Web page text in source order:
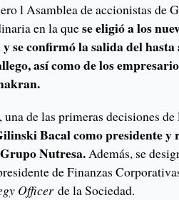
l Asamblea de accionistas de
en la quese eligió a los
se confirmó la salida del
así como de los
una de las primeras decisiones
Bacal como presidente y
Nutresa.Además, se
de Finanzas
Officerde la Sociedad.